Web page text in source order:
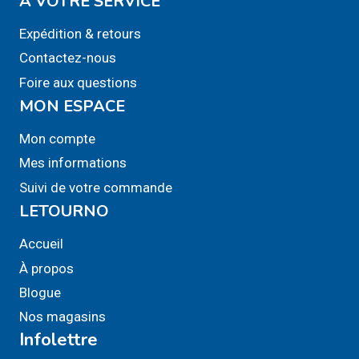
Expédition & retours
Contactez-nous
Foire aux questions
MON ESPACE
Mon compte
Mes informations
Suivi de votre commande
LETOURNO
Accueil
À propos
Blogue
Nos magasins
Infolettre